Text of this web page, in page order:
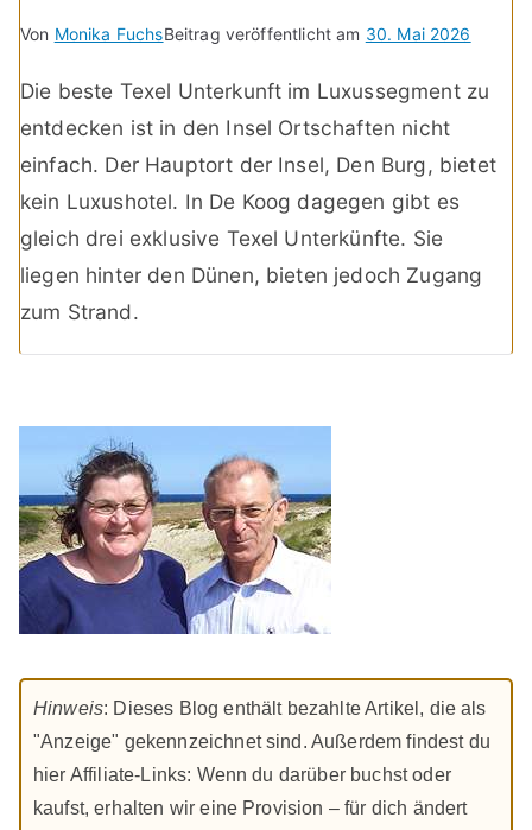
Von Monika FuchsBeitrag veröffentlicht am 30. Mai 2026
Die beste Texel Unterkunft im Luxussegment zu
entdecken ist in den Insel Ortschaften nicht
einfach. Der Hauptort der Insel, Den Burg, bietet
kein Luxushotel. In De Koog dagegen gibt es
gleich drei exklusive Texel Unterkünfte. Sie
liegen hinter den Dünen, bieten jedoch Zugang
zum Strand.
Hinweis: Dieses Blog enthält bezahlte Artikel, die als
"Anzeige" gekennzeichnet sind. Außerdem findest du
hier Affiliate-Links: Wenn du darüber buchst oder
kaufst, erhalten wir eine Provision – für dich ändert